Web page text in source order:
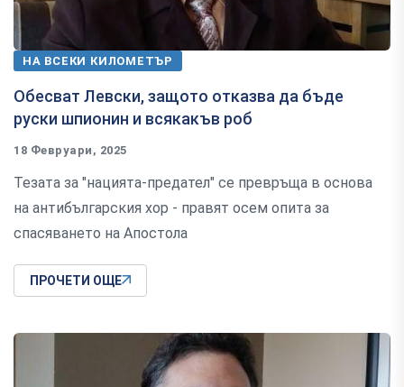
НА ВСЕКИ КИЛОМЕТЪР
Обесват Левски, защото отказва да бъде
руски шпионин и всякакъв роб
18 Февруари, 2025
Тезата за "нацията-предател" се превръща в основа
на антибългарския хор - правят осем опита за
спасяването на Апостола
ПРОЧЕТИ ОЩЕ